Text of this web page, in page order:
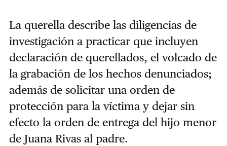
La querella describe las diligencias de
investigación a practicar que incluyen
declaración de querellados, el volcado de
la grabación de los hechos denunciados;
además de solicitar una orden de
protección para la víctima y dejar sin
efecto la orden de entrega del hijo menor
de Juana Rivas al padre.